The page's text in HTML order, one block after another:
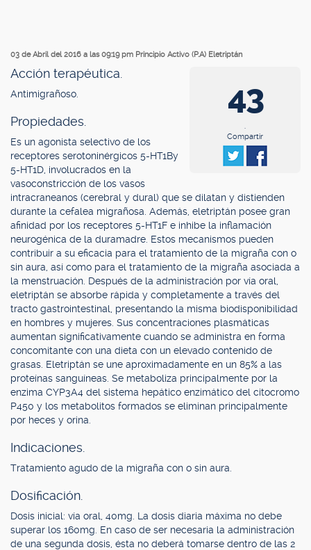
03 de Abril del 2016 a las 09:19 pm Principio Activo (P.A) Eletriptán
43
.
Compartir
Acción terapéutica.
Antimigrañoso.
Propiedades.
Es un agonista selectivo de los
receptores serotoninérgicos 5-HT1By
5-HT1D, involucrados en la
vasoconstricción de los vasos
intracraneanos (cerebral y dural) que se dilatan y distienden
durante la cefalea migrañosa. Además, eletriptán posee gran
afinidad por los receptores 5-HT1F e inhibe la inflamación
neurogénica de la duramadre. Estos mecanismos pueden
contribuir a su eficacia para el tratamiento de la migraña con o
sin aura, así como para el tratamiento de la migraña asociada a
la menstruación. Después de la administración por vía oral,
eletriptán se absorbe rápida y completamente a través del
tracto gastrointestinal, presentando la misma biodisponibilidad
en hombres y mujeres. Sus concentraciones plasmáticas
aumentan significativamente cuando se administra en forma
concomitante con una dieta con un elevado contenido de
grasas. Eletriptán se une aproximadamente en un 85% a las
proteínas sanguíneas. Se metaboliza principalmente por la
enzima CYP3A4 del sistema hepático enzimático del citocromo
P450 y los metabolitos formados se eliminan principalmente
por heces y orina.
Indicaciones.
Tratamiento agudo de la migraña con o sin aura.
Dosificación.
Dosis inicial: vía oral, 40mg. La dosis diaria máxima no debe
superar los 160mg. En caso de ser necesaria la administración
de una segunda dosis, ésta no deberá tomarse dentro de las 2